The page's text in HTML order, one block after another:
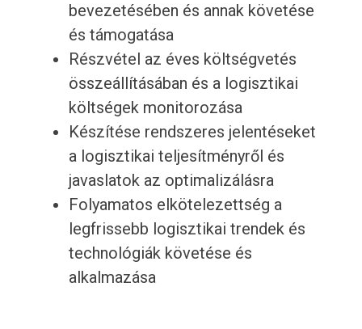
bevezetésében és annak követése
és támogatása
Részvétel az éves költségvetés
összeállításában és a logisztikai
költségek monitorozása
Készítése rendszeres jelentéseket
a logisztikai teljesítményről és
javaslatok az optimalizálásra
Folyamatos elkötelezettség a
legfrissebb logisztikai trendek és
technológiák követése és
alkalmazása